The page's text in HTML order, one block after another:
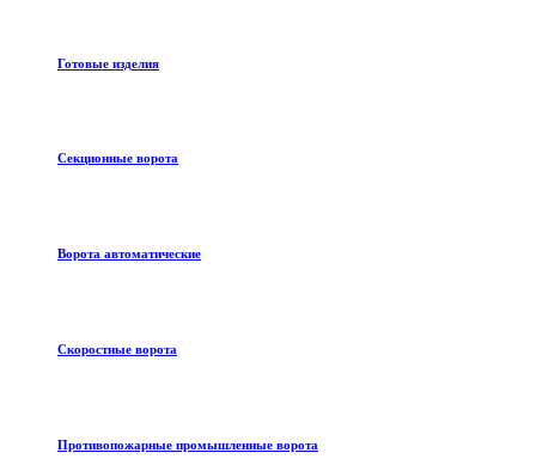
Готовые изделия
Секционные ворота
Ворота автоматические
Скоростные ворота
Противопожарные промышленные ворота